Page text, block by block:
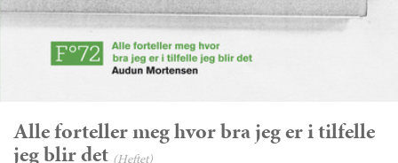
Alle forteller meg hvor bra jeg er i tilfelle
jeg blir det (Heftet)